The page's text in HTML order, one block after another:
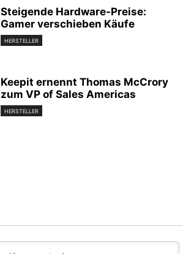
Steigende Hardware-Preise:
Gamer verschieben Käufe
HERSTELLER
Keepit ernennt Thomas McCrory
zum VP of Sales Americas
HERSTELLER